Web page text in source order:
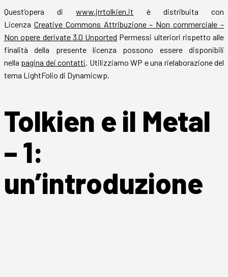
Quest’opera diwww.jrrtolkien.it è distribuita con
Licenza Creative Commons Attribuzione – Non commerciale –
Non opere derivate 3.0 Unported Permessi ulteriori rispetto alle
finalità della presente licenza possono essere disponibili
nella pagina dei contatti. Utilizziamo WP e una rielaborazione del
tema LightFolio di Dynamicwp.
Tolkien e il Metal
– 1:
un’introduzione